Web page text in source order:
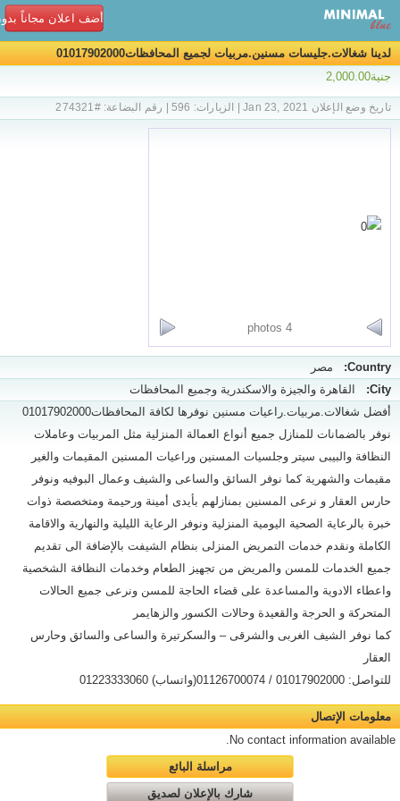
أضف اعلان مجاناً
لدينا شغالات.جليسات مسنين.مربيات لجميع المحافظات01017902000
جنية2,000.00
تاريخ وضع الإعلان Jan 23, 2021 | الزيارات: 596 | رقم البضاعة: #274321
4 photos
Country:
مصر
City:
القاهرة والجيزة والاسكندرية وجميع المحافظات
أفضل شغالات.مربيات.راعيات مسنين نوفرها لكافة المحافظات01017902000
نوفر بالضمانات للمنازل جميع أنواع العمالة المنزلية مثل المربيات وعاملات
النظافة والبيبى سيتر وجلسيات المسنين وراعيات المسنين المقيمات والغير
مقيمات والشهرية كما نوفر السائق والساعى والشيف وعمال البوفيه ونوفر
حارس العقار و نرعى المسنين بمنازلهم بأيدى أمينة ورحيمة ومتخصصة ذوات
خبرة بالرعاية الصحية اليومية المنزلية ونوفر الرعاية الليلية والنهارية والاقامة
الكاملة ونقدم خدمات التمريض المنزلى بنظام الشيفت بالإضافة الى تقديم
جميع الخدمات للمسن والمريض من تجهيز الطعام وخدمات النظافة الشخصية
واعطاء الادوية والمساعدة على قضاء الحاجة للمسن ونرعى جميع الحالات
المتحركة و الحرجة والقعيدة وحالات الكسور والزهايمر
كما نوفر الشيف الغربى والشرقى – والسكرتيرة والساعى والسائق وحارس
العقار
للتواصل: 01017902000 / 01126700074(واتساب) 01223333060
معلومات الإتصال
No contact information available.
مراسلة البائع
شارك بالإعلان لصديق